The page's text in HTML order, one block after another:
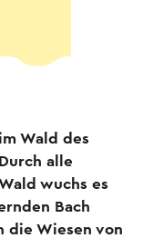
Wald des
alle
wuchs es
Bach
die Wiesen von